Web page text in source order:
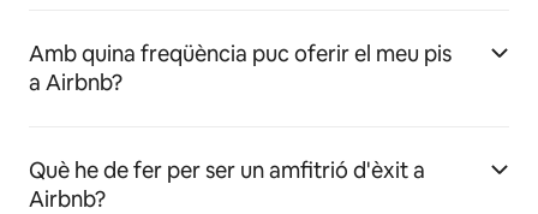
Amb quina freqüència puc oferir el meu pis
a Airbnb?
Què he de fer per ser un amfitrió d'èxit a
Airbnb?